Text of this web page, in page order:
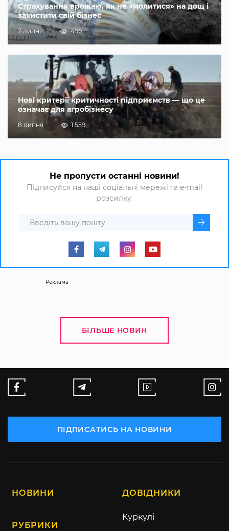
Страхування врожаю, як не «молитися» на дощ і
захистити свій бізнес
7 липня 496
Нові критерії критичності підприємств — що це
означає для агробізнесу
8 липня 1 559
Не пропусти останні новини!
Підписуйся на наші соціальні мережі та e-mail
розсилку.
Реклама
БІЛЬШЕ НОВИН
ПІДПИСАТИСЬ НА НОВИНИ
НОВИНИ
РУБРИКИ
ДОВІДНИКИ
Куркулі